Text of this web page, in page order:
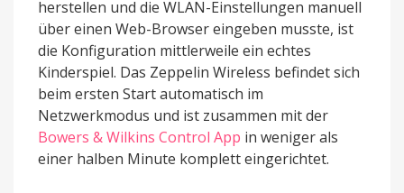
herstellen und die WLAN-Einstellungen manuell
über einen Web-Browser eingeben musste, ist
die Konfiguration mittlerweile ein echtes
Kinderspiel. Das Zeppelin Wireless befindet sich
beim ersten Start automatisch im
Netzwerkmodus und ist zusammen mit der
Bowers & Wilkins Control App in weniger als
einer halben Minute komplett eingerichtet.